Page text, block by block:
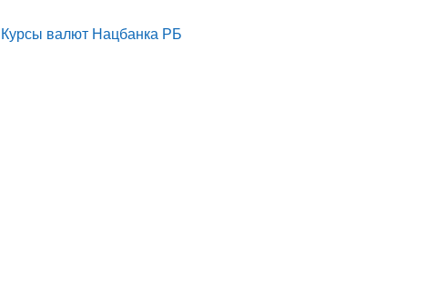
Курсы валют Нацбанка РБ